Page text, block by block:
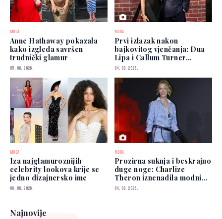
MODA
Anne Hathaway pokazala
kako izgleda savršen
trudnički glamur
05. 08. 2026.
MODA
Prvi izlazak nakon
bajkovitog vjenčanja: Dua
Lipa i Callum Turner
zablistali u New Yorku
04. 08. 2026.
MODA
Iza najglamuroznijih
celebrity lookova krije se
jedno dizajnersko ime
06. 08. 2026.
MODA
Prozirna suknja i beskrajno
duge noge: Charlize
Theron iznenadila modnim
izborom
04. 08. 2026.
Najnovije